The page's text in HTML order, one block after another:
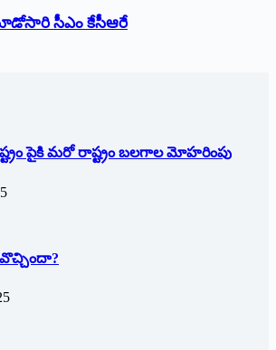
సీఎం కేసీఆరే
పైకి మరో రాష్ట్రం బలగాల మోహరింపు